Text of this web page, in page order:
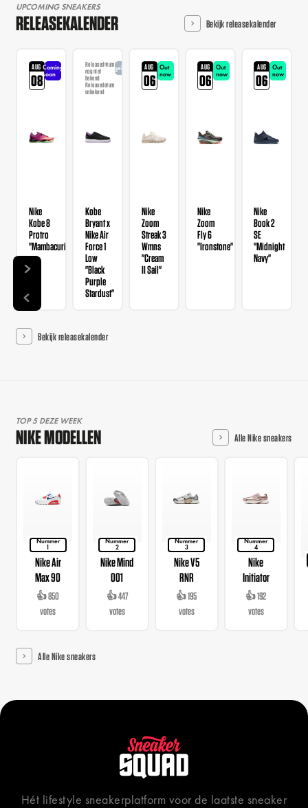
UPCOMING SNEAKERS
RELEASEKALENDER Bekijk releasekalender
AUG
08
Coming
soon
Nike
Kobe 8
Protro
"Mambacurial"
Releasedatum
nog niet
bekend
Releasedatum
onbekend
Aangekondigd
Kobe
Bryant x
Nike Air
Force 1
Low
"Black
Purple
Stardust"
AUG
06
Out
now
Nike
Zoom
Streak 3
Wmns
"Cream
II Sail"
AUG
06
Out
now
Nike
Zoom
Fly 6
"Ironstone"
AUG
06
Out
now
Nike
Book 2
SE
"Midnight
Navy"
Bekijk releasekalender
TOP 5 DEZE WEEK
NIKE MODELLEN Alle Nike sneakers
Nummer
1
Nike Air
Max 90
👍 850
votes
Nummer
2
Nike Mind
001
👍 447
votes
Nummer
3
Nike V5
RNR
👍 195
votes
Nummer
4
Nike
Initiator
👍 192
votes
Alle Nike sneakers
Hét lifestyle sneakerplatform voor de laatste sneaker